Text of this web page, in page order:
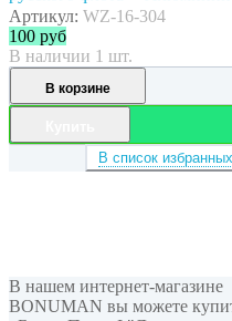
Артикул: WZ-16-304
100 руб
В наличии 1 шт.
В корзине
В список избранных
В нашем интернет-магазине
BONUMAN вы можете